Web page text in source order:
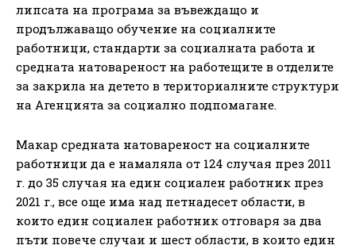
липсата на програма за въвеждащо и
продължаващо обучение на социалните
работници, стандарти за социалната работа и
средната натовареност на работещите в отделите
за закрила на детето в териториалните структури
на Агенцията за социално подпомагане.
Макар средната натовареност на социалните
работници да е намаляла от 124 случая през 2011
г. до 35 случая на един социален работник през
2021 г., все още има над петнадесет области, в
които един социален работник отговаря за два
пъти повече случаи и шест области, в които един